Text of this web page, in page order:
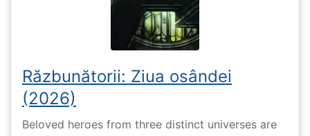
Răzbunătorii: Ziua osândei
(2026)
Beloved heroes from three distinct universes are